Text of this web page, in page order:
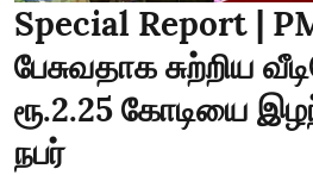
Special Report |
பேசுவதாக சுற்றிய
ரூ.2.25 கோடியை
நபர்